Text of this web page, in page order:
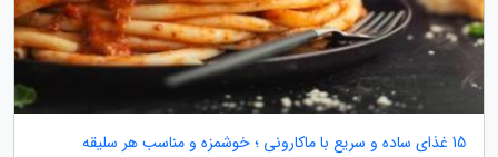
15 غذای ساده و سریع با ماکارونی ؛ خوشمزه و مناسب هر سلیقه